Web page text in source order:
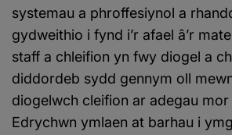
systemau a phroffesiynol a
gydweithio i fynd i’r afael â’r
staff a chleifion yn fwy diogel a
diddordeb sydd gennym oll
diogelwch cleifion ar adegau mor
Edrychwn ymlaen at barhau i